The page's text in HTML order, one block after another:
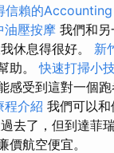
信賴的
油壓按摩 我們和另
休息得很好。 新
助。快速打掃小
感受到這對一個跑
程介紹 我們可以和
去了，但到達菲
航空便宜。